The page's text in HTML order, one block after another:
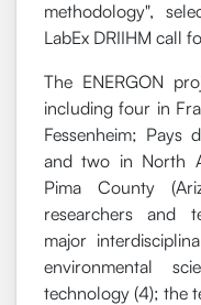
methodology",
LabEx DRIIHM call
The ENERGON
including four in
Fessenheim; Pays
and two in North
Pima County
researchers and
major
environmental
technology (4); the